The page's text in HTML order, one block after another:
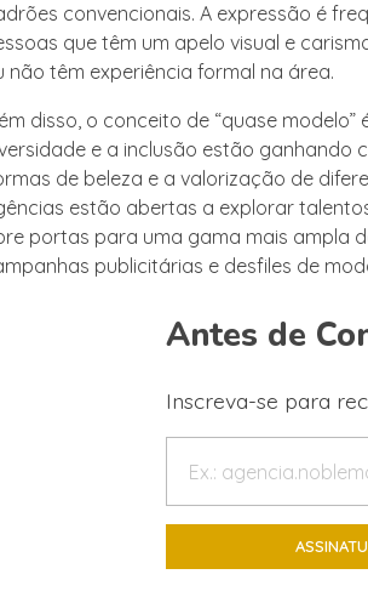
convencionais. A expressão é
que têm um apelo visual e
não têm experiência formal na área.
disso, o conceito de “quase
e a inclusão estão ganhando
de beleza e a valorização de
estão abertas a explorar
portas para uma gama mais ampla
publicitárias e desfiles de
Antes de
Inscreva-se para